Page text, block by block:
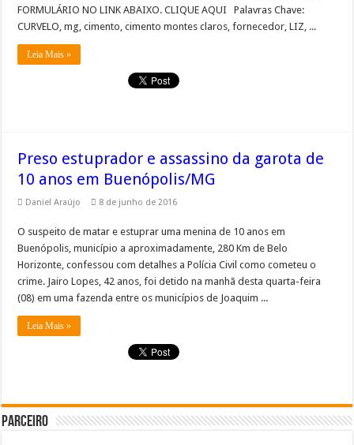
FORMULÁRIO NO LINK ABAIXO. CLIQUE AQUI Palavras Chave:
CURVELO, mg, cimento, cimento montes claros, fornecedor, LIZ, ...
Leia Mais »
Preso estuprador e assassino da garota de
10 anos em Buenópolis/MG
Daniel Araújo 8 de junho de 2016
O suspeito de matar e estuprar uma menina de 10 anos em
Buenópolis, município a aproximadamente, 280 Km de Belo
Horizonte, confessou com detalhes a Polícia Civil como cometeu o
crime. Jairo Lopes, 42 anos, foi detido na manhã desta quarta-feira
(08) em uma fazenda entre os municípios de Joaquim ...
Leia Mais »
Parceiro